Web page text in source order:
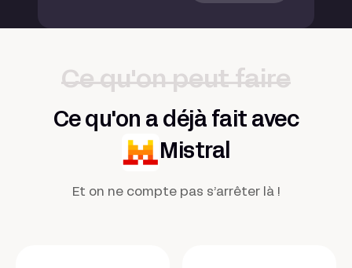
Ce qu'on peut faire
Ce qu'on a déjà fait avec
Mistral
Et on ne compte pas s’arrêter là !